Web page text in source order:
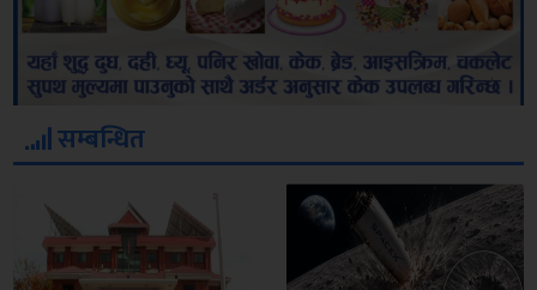
सम्बन्धित